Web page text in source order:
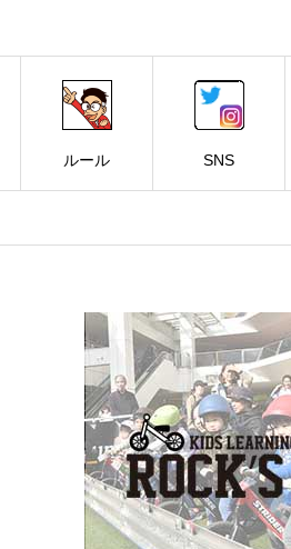
ルール SNS